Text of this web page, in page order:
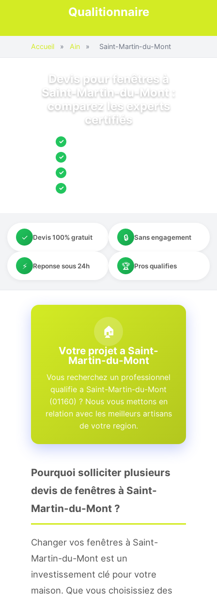
Qualitionnaire
Accueil » Ain » Saint-Martin-du-Mont
Devis pour fenêtres à
Saint-Martin-du-Mont :
comparez les experts
certifiés
✓
✓
✓
✓
✓ Devis 100% gratuit 🔒 Sans engagement
⚡ Reponse sous 24h 🏆 Pros qualifies
🏠
Votre projet a Saint-
Martin-du-Mont
Vous recherchez un professionnel
qualifie a Saint-Martin-du-Mont
(01160) ? Nous vous mettons en
relation avec les meilleurs artisans
de votre region.
Pourquoi solliciter plusieurs
devis de fenêtres à Saint-
Martin-du-Mont ?
Changer vos fenêtres à Saint-
Martin-du-Mont est un
investissement clé pour votre
maison. Que vous choisissiez des